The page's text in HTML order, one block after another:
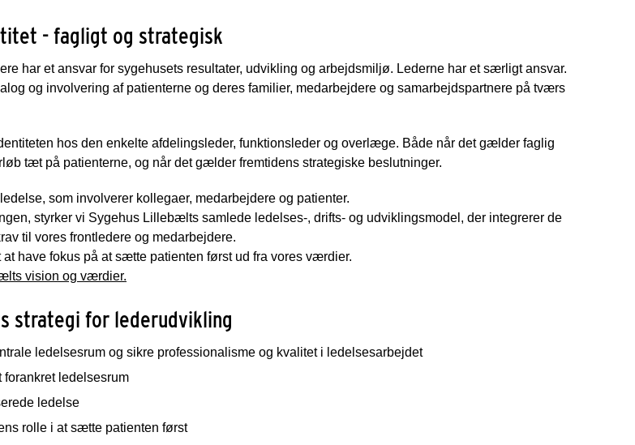
- fagligt og strategisk
har et ansvar for sygehusets resultater, udvikling og arbejdsmiljø. Lederne har et særligt ansvar.
og involvering af patienterne og deres familier, medarbejdere og samarbejdspartnere på tværs
hos den enkelte afdelingsleder, funktionsleder og overlæge. Både når det gælder faglig
tæt på patienterne, og når det gælder fremtidens strategiske beslutninger.
som involverer kollegaer, medarbejdere og patienter.
styrker vi Sygehus Lillebælts samlede ledelses-, drifts- og udviklingsmodel, der integrerer de
til vores frontledere og medarbejdere.
at have fokus på at sætte patienten først ud fra vores værdier.
vision og værdier.
strategi for lederudvikling
ledelsesrum og sikre professionalisme og kvalitet i ledelsesarbejdet
forankret ledelsesrum
ledelse
rolle i at sætte patienten først